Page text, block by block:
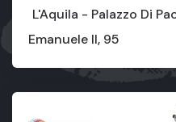
L'Aquila - Palazzo Di
Emanuele II, 95